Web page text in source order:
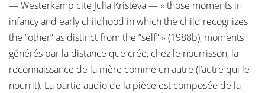
— Westerkamp cite Julia Kristeva — « those moments in
infancy and early childhood in which the child recognizes
the “other” as distinct from the “self” » (1988b), moments
générés par la distance que crée, chez le nourrisson, la
reconnaissance de la mère comme un autre (l’autre qui le
nourrit). La partie audio de la pièce est composée de la